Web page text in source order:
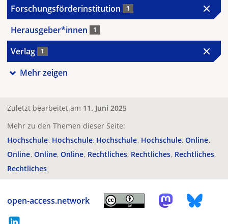
Forschungsförderinstitution 1
Herausgeber*innen 1
Verlag 1
Mehr zeigen
Zuletzt bearbeitet am 11. Juni 2025
Mehr zu den Themen dieser Seite:
Hochschule Hochschule Hochschule Hochschule Online
Online Online Online Rechtliches Rechtliches Rechtliches
Rechtliches
open-access.network